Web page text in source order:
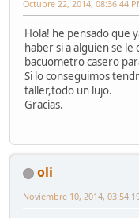
Octubre 22, 2014, 08:36:44
Hola! he pensado que
haber si a alguien se
bacuometro casero
Si lo conseguimos
taller,todo un lujo.
Gracias.
oli
Noviembre 10, 2014,